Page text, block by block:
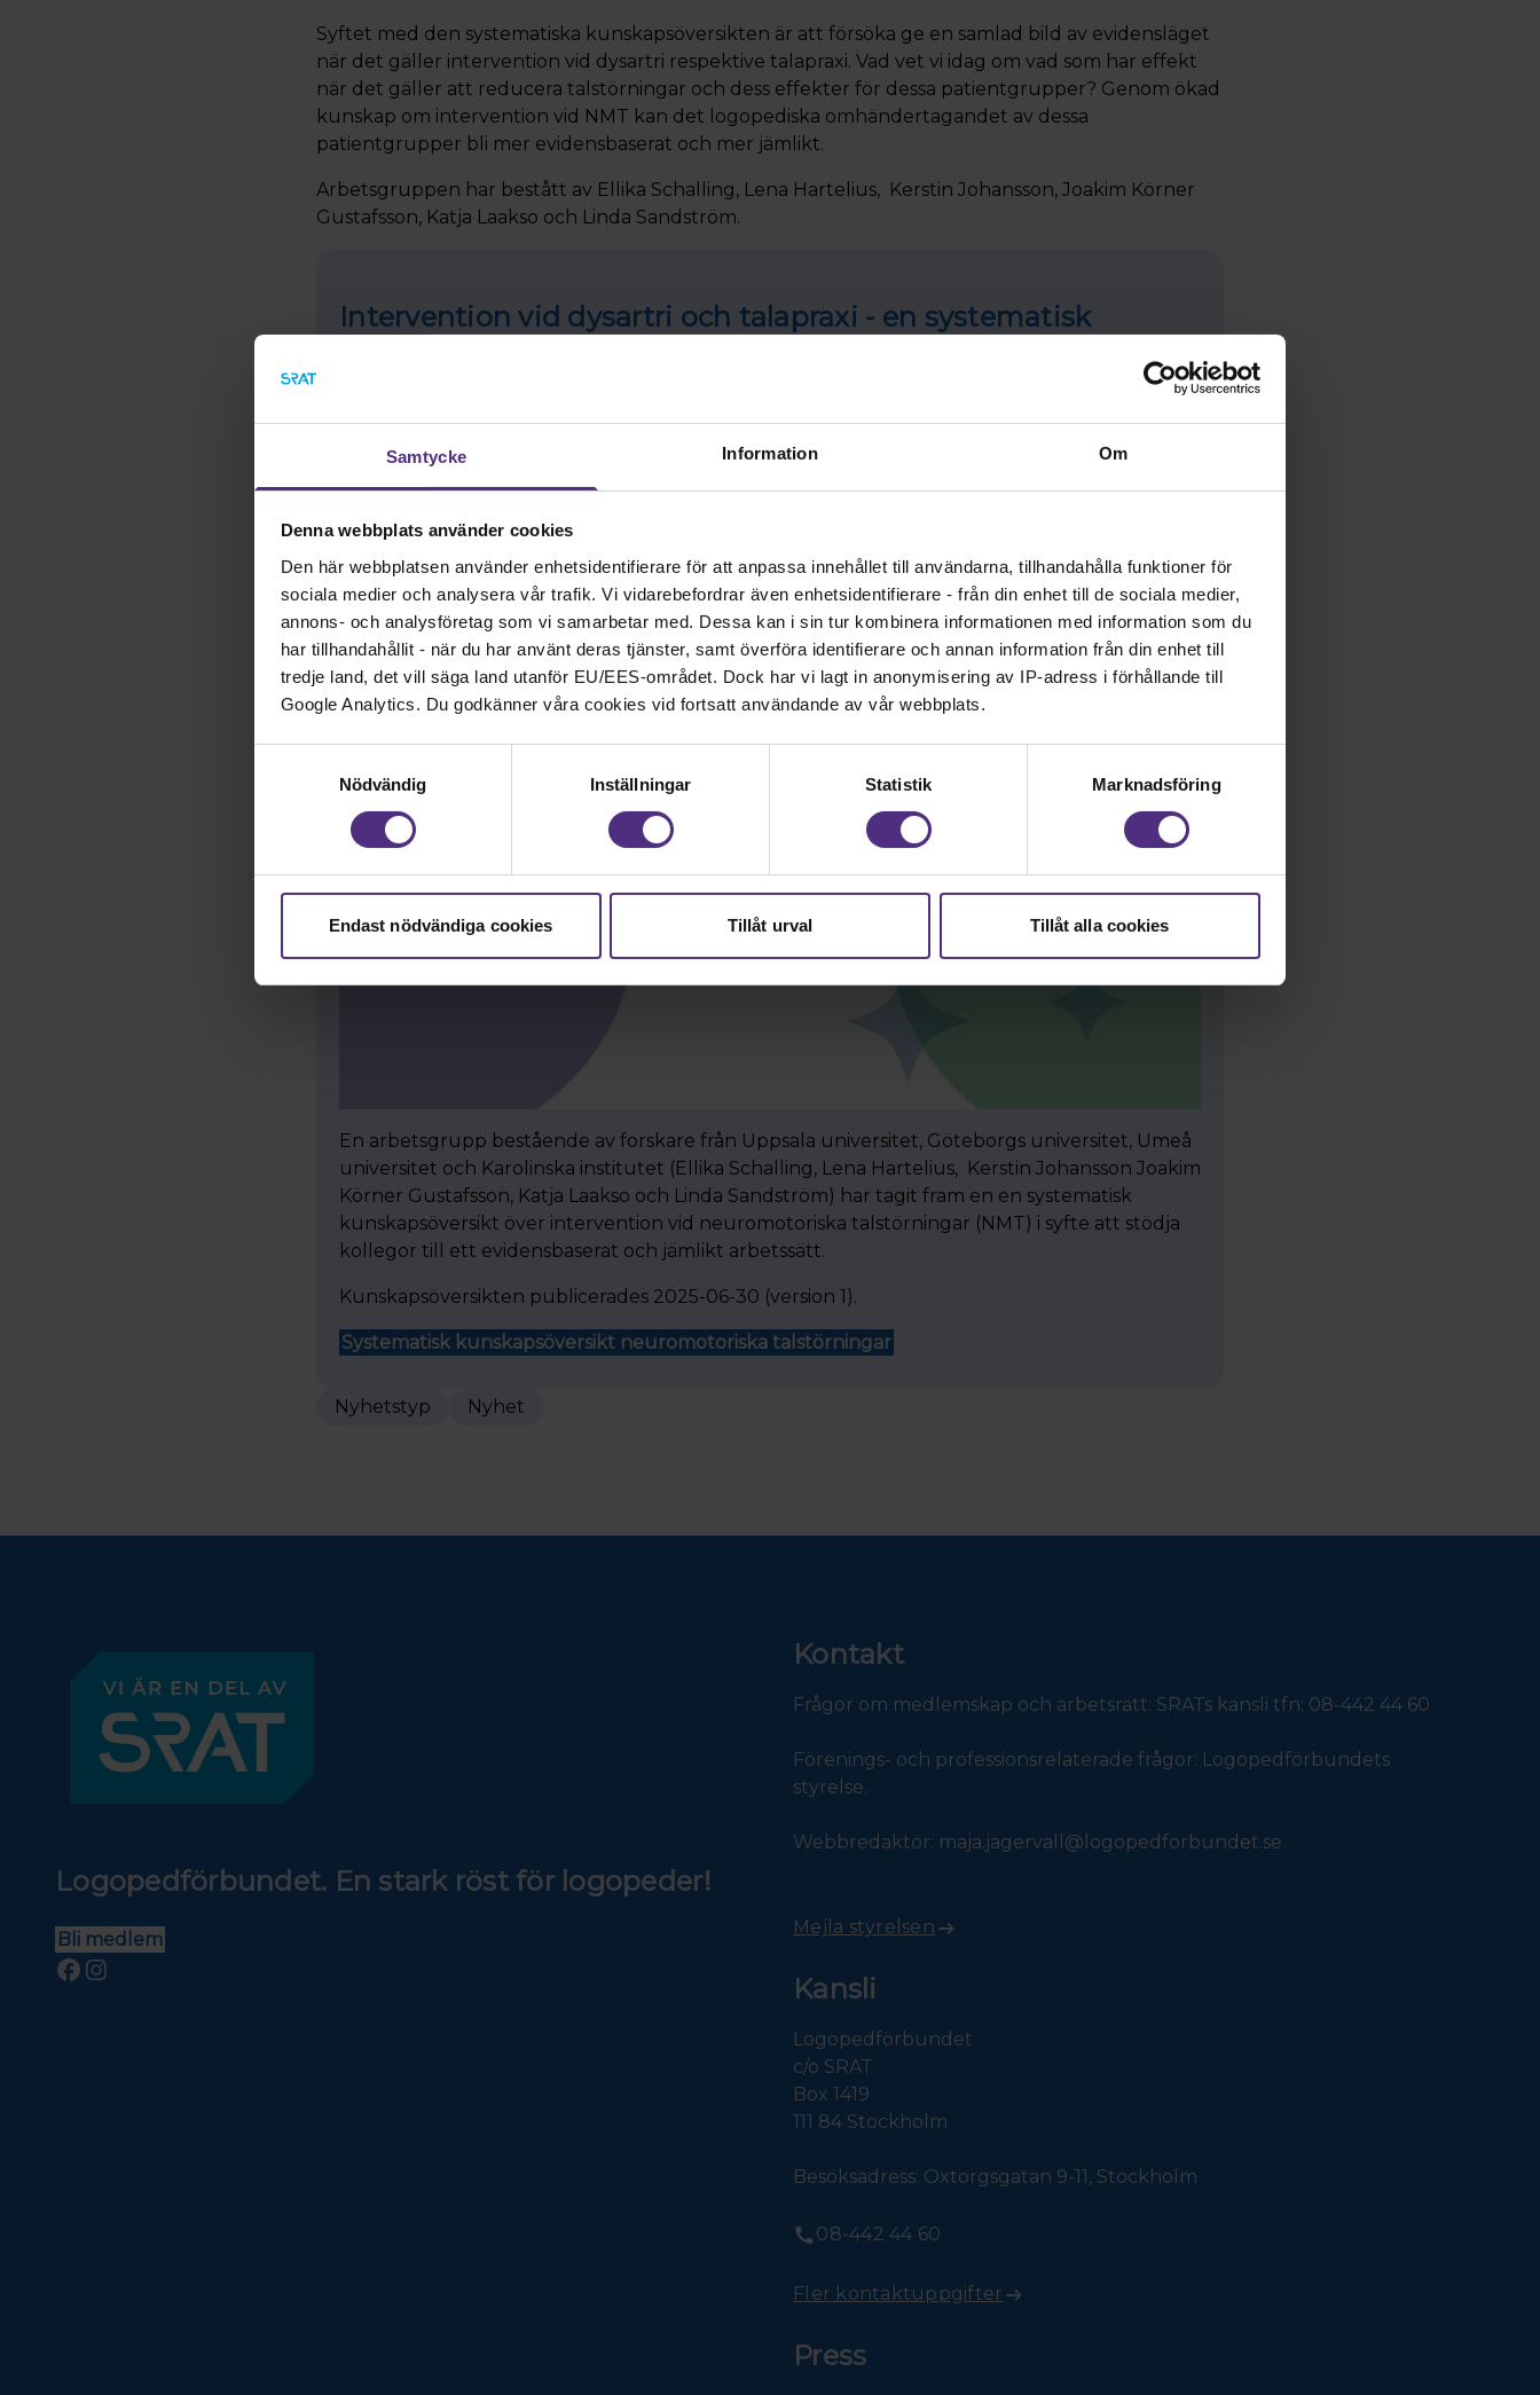
Samtycke Information Om
Denna webbplats använder cookies
Den här webbplatsen använder enhetsidentifierare för att anpassa innehållet till användarna, tillhandahålla funktioner för
sociala medier och analysera vår trafik. Vi vidarebefordrar även enhetsidentifierare - från din enhet till de sociala medier,
annons- och analysföretag som vi samarbetar med. Dessa kan i sin tur kombinera informationen med information som du
har tillhandahållit - när du har använt deras tjänster, samt överföra identifierare och annan information från din enhet till
tredje land, det vill säga land utanför EU/EES-området. Dock har vi lagt in anonymisering av IP-adress i förhållande till
Google Analytics. Du godkänner våra cookies vid fortsatt användande av vår webbplats.
Nödvändig
Inställningar Statistik Marknadsföring
Endast nödvändiga cookies Tillåt urval Tillåt alla cookies
Syftet med den systematiska kunskapsöversikten är att försöka ge en samlad bild av evidensläget
när det gäller intervention vid dysartri respektive talapraxi. Vad vet vi idag om vad som har effekt
när det gäller att reducera talstörningar och dess effekter för dessa patientgrupper? Genom ökad
kunskap om intervention vid NMT kan det logopediska omhändertagandet av dessa
patientgrupper bli mer evidensbaserat och mer jämlikt.
Arbetsgruppen har bestått av Ellika Schalling, Lena Hartelius, Kerstin Johansson, Joakim Körner
Gustafsson, Katja Laakso och Linda Sandström.
Intervention vid dysartri och talapraxi - en systematisk
En arbetsgrupp bestående av forskare från Uppsala universitet, Göteborgs universitet, Umeå
universitet och Karolinska institutet (Ellika Schalling, Lena Hartelius, Kerstin Johansson Joakim
Körner Gustafsson, Katja Laakso och Linda Sandström) har tagit fram en en systematisk
kunskapsöversikt över intervention vid neuromotoriska talstörningar (NMT) i syfte att stödja
kollegor till ett evidensbaserat och jämlikt arbetssätt.
Kunskapsöversikten publicerades 2025-06-30 (version 1).
Systematisk kunskapsöversikt neuromotoriska talstörningar
Nyhetstyp Nyhet
Logopedförbundet. En stark röst för logopeder!
Bli medlem
Kontakt
Frågor om medlemskap och arbetsrätt: SRATs kansli tfn: 08-442 44 60
Förenings- och professionsrelaterade frågor: Logopedförbundets
styrelse.
Webbredaktör: maja.jagervall@logopedforbundet.se
Mejla styrelsen
Kansli
Logopedförbundet
c/o SRAT
Box 1419
111 84 Stockholm
Besöksadress: Oxtorgsgatan 9-11, Stockholm
08-442 44 60
Fler kontaktuppgifter
Press